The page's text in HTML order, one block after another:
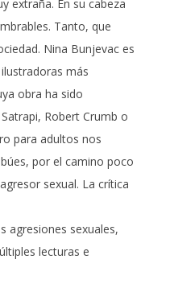
extraña. En su cabeza
Tanto, que
Nina Bunjevac es
más
obra ha sido
Robert Crumb o
para adultos nos
por el camino poco
sexual. La crítica
agresiones sexuales,
lecturas e